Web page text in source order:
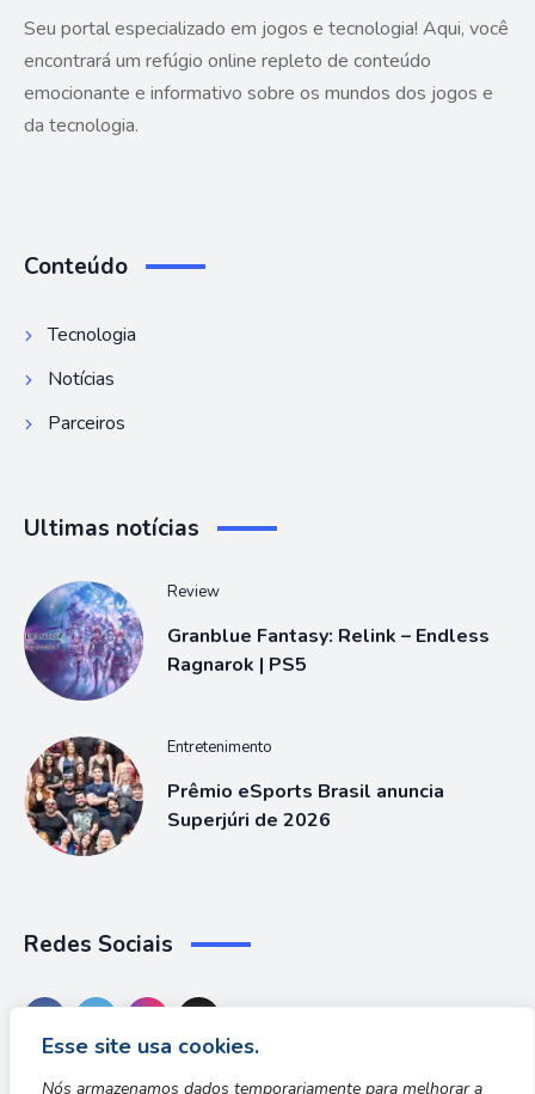
Esse site usa cookies.
Nós armazenamos dados temporariamente para melhorar a
Seu portal especializado em jogos e tecnologia! Aqui, você
encontrará um refúgio online repleto de conteúdo
emocionante e informativo sobre os mundos dos jogos e
da tecnologia.
Conteúdo
Tecnologia
Notícias
Parceiros
Ultimas notícias
Review
Granblue Fantasy: Relink – Endless
Ragnarok | PS5
Entretenimento
Prêmio eSports Brasil anuncia
Superjúri de 2026
Redes Sociais